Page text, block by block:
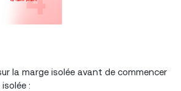
la marge isolée avant de commencer
: